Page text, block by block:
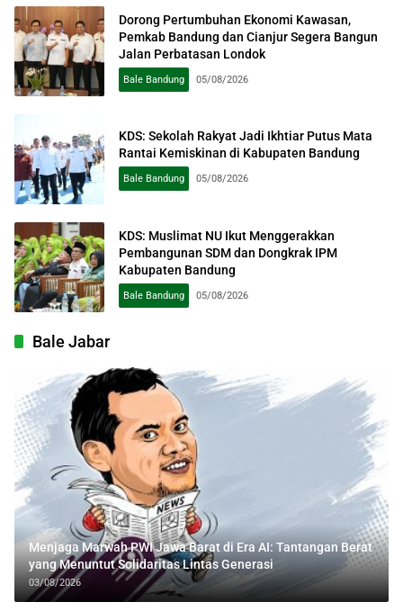
Dorong Pertumbuhan Ekonomi Kawasan,
Pemkab Bandung dan Cianjur Segera Bangun
Jalan Perbatasan Londok
Bale Bandung 05/08/2026
KDS: Sekolah Rakyat Jadi Ikhtiar Putus Mata
Rantai Kemiskinan di Kabupaten Bandung
Bale Bandung 05/08/2026
KDS: Muslimat NU Ikut Menggerakkan
Pembangunan SDM dan Dongkrak IPM
Kabupaten Bandung
Bale Bandung 05/08/2026
Bale Jabar
Menjaga Marwah PWI Jawa Barat di Era AI: Tantangan Berat
yang Menuntut Solidaritas Lintas Generasi
03/08/2026